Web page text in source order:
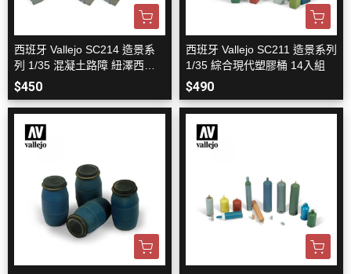
西班牙 Vallejo SC214 造景系
列 1/35 混凝土路障 紐澤西護
欄 4入組
$450
西班牙 Vallejo SC211 造景系列
1/35 綜合現代塑膠桶 14入組
$490